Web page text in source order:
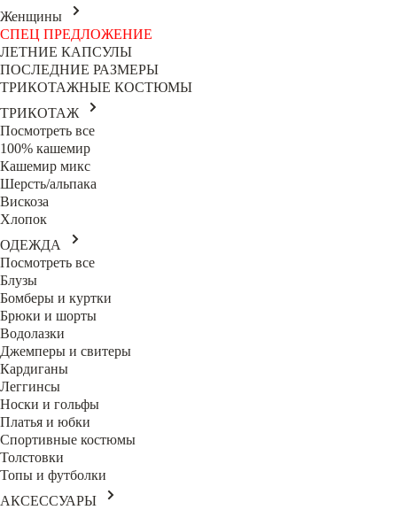
Женщины
СПЕЦ ПРЕДЛОЖЕНИЕ
ЛЕТНИЕ КАПСУЛЫ
ПОСЛЕДНИЕ РАЗМЕРЫ
ТРИКОТАЖНЫЕ КОСТЮМЫ
ТРИКОТАЖ
Посмотреть все
100% кашемир
Кашемир микс
Шерсть/альпака
Вискоза
Хлопок
ОДЕЖДА
Посмотреть все
Блузы
Бомберы и куртки
Брюки и шорты
Водолазки
Джемперы и свитеры
Кардиганы
Леггинсы
Носки и гольфы
Платья и юбки
Спортивные костюмы
Толстовки
Топы и футболки
АКСЕССУАРЫ